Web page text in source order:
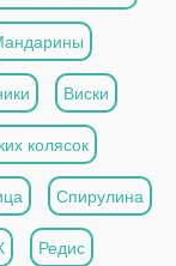
Виски
колясок
Спирулина
Редис